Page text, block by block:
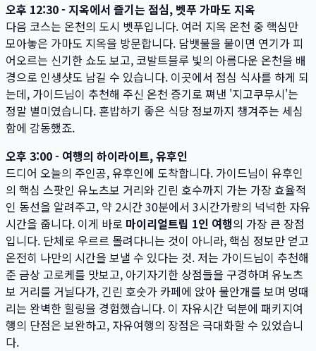
오후 12:30 - 지옥에서 즐기는 점심, 벳푸 가마도 지옥
다음 코스는 온천의 도시 벳푸입니다. 여러 지옥 온천 중 핵심만
모아놓은 가마도 지옥을 방문합니다. 담뱃불을 붙이면 연기가 피
어오르는 신기한 쇼도 보고, 코발트블루 빛의 아름다운 온천을 배
경으로 인생샷도 남길 수 있습니다. 이곳에서 점심 식사를 하게 되
는데, 가이드님이 추천해 주신 온천 증기로 쪄낸 '지고쿠무시'는
정말 별미였습니다. 혼밥하기 좋은 식당 정보까지 챙겨주는 세심
함에 감동했죠.
오후 3:00 - 여행의 하이라이트, 유후인
드디어 오늘의 주인공, 유후인에 도착합니다. 가이드님이 유후인
의 핵심 스팟인 유노츠보 거리와 긴린 호수까지 가는 가장 효율적
인 동선을 알려주고, 약 2시간 30분에서 3시간가량의 넉넉한 자유
시간을 줍니다. 이게 바로 마이리얼트립 1인 여행의 가장 큰 장점
입니다. 단체로 우르르 몰려다니는 것이 아니라, 핵심 정보만 얻고
온전히 나만의 시간을 보낼 수 있다는 것. 저는 가이드님이 추천해
준 금상 고로케를 맛보고, 아기자기한 상점들을 구경하며 유노츠
보 거리를 거닐다가, 긴린 호숫가 카페에 앉아 물안개를 보며 멍때
리는 완벽한 힐링을 경험했습니다. 이 자유시간 덕분에 패키지여
행의 단점은 보완하고, 자유여행의 장점은 극대화할 수 있었습니
다.